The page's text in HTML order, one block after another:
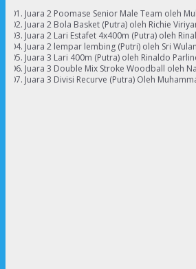
Juara 2 Poomase Senior Male Team oleh
Juara 2 Bola Basket (Putra) oleh Richie
Juara 2 Lari Estafet 4x400m (Putra) oleh
Juara 2 lempar lembing (Putri) oleh Sri
Juara 3 Lari 400m (Putra) oleh Rinaldo
Juara 3 Double Mix Stroke Woodball oleh
Juara 3 Divisi Recurve (Putra) Oleh